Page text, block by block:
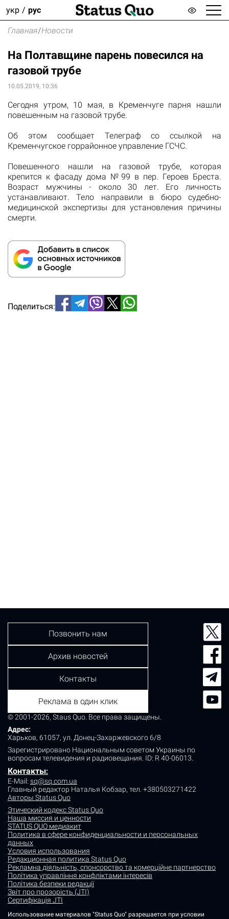
укр рус
Главная/Новости
На Полтавщине парень повесился на
газовой трубе
10.05.2019, 10:36
Сегодня утром, 10 мая, в Кременчуге парня нашли
повешенным на газовой трубе.
Об этом сообщает Телеграф со ссылкой на
Кременчугское горрайонное управление ГСЧС.
Повешенного нашли на газовой трубе, которая
крепится к фасаду дома №99 в пер. Героев Бреста.
Возраст мужчины - около 30 лет. Его личность
устанавливают. Тело направили в бюро судебно-
медицинской экспертизы для установления причины
смерти.
Поделиться:
© 2001-2026, Staus Quo. Все права защищены.
Адрес:
Харьков, 61057, ул. Донец-Захаржевского 6/8
Зарегистрировано Национальным советом Украины по
вопросам телевидения и радиовещания. ID: R 40-06013.
Контакты:
E-Mail: sq@sq.com.ua
Главный редактор Наталья Кобзар, тел. +380503271422
Авторы Status Quo
Этический кодекс Status Quo
Наша миссия и ценности
STATUS QUO медиакит
Политика в сфере конфиденциальности и персональных
данных
Условия использования
Редакционная политика Status Quo
Рекламна діяльність, спонсорство та комерційне партнерство
Політика управління конфліктами інтересів
Політика безпеки редакції
Звіт про прозорість (JTI)
Сертифікація JTI
Позвонить нам
Архив новостей
Контакты
Реклама в один клик
Использование материалов "Status Quo" разрешается при условии